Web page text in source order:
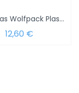
Tiralineas Wolfpack Plastico 30 Metros...
12,60 €